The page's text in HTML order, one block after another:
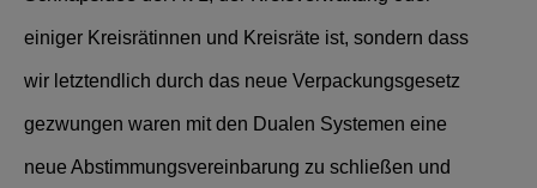
einiger Kreisrätinnen und Kreisräte ist, sondern dass
wir letztendlich durch das neue Verpackungsgesetz
gezwungen waren mit den Dualen Systemen eine
neue Abstimmungsvereinbarung zu schließen und